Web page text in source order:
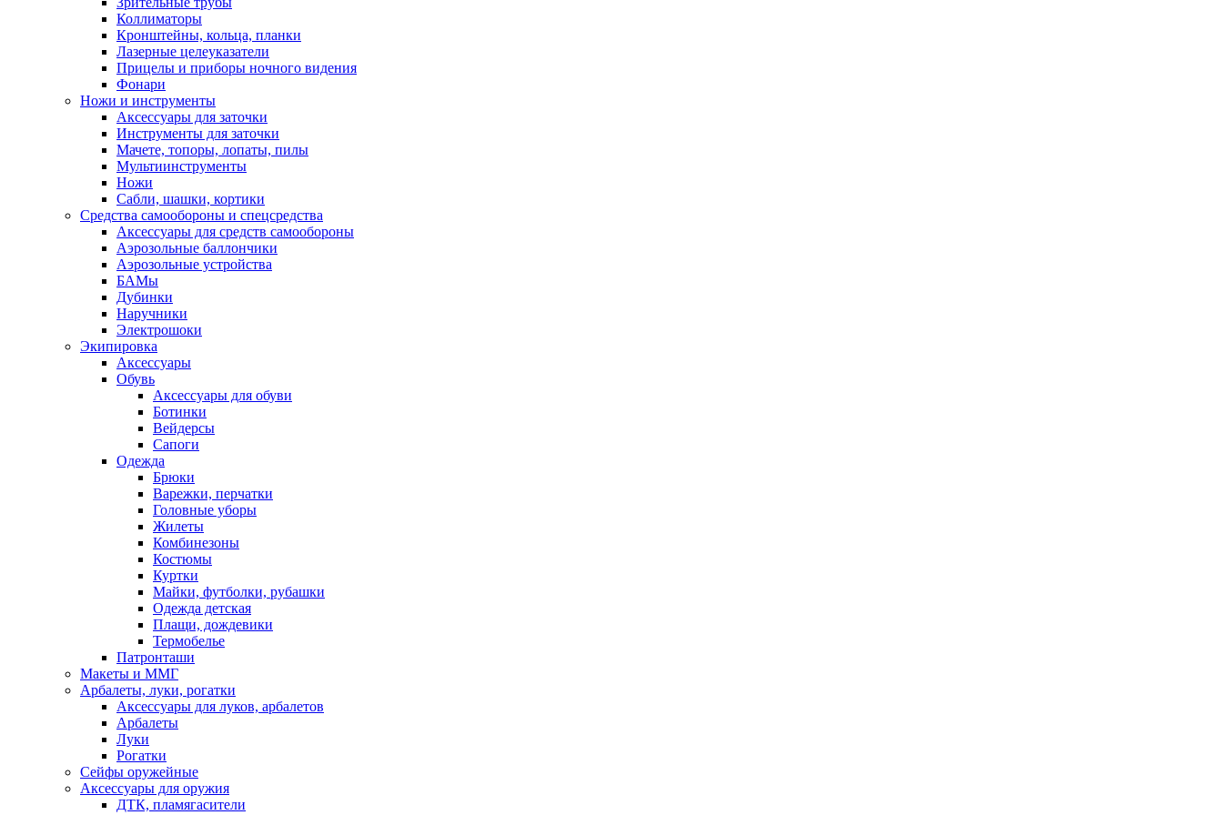
Коллиматоры
Кронштейны, кольца, планки
Лазерные целеуказатели
Прицелы и приборы ночного видения
Фонари
Ножи и инструменты
Аксессуары для заточки
Инструменты для заточки
Мачете, топоры, лопаты, пилы
Мультиинструменты
Ножи
Сабли, шашки, кортики
Средства самообороны и спецсредства
Аксессуары для средств самообороны
Аэрозольные баллончики
Аэрозольные устройства
БАМы
Дубинки
Наручники
Электрошоки
Экипировка
Аксессуары
Обувь
Аксессуары для обуви
Ботинки
Вейдерсы
Сапоги
Одежда
Брюки
Варежки, перчатки
Головные уборы
Жилеты
Комбинезоны
Костюмы
Куртки
Майки, футболки, рубашки
Одежда детская
Плащи, дождевики
Термобелье
Патронташи
Макеты и ММГ
Арбалеты, луки, рогатки
Аксессуары для луков, арбалетов
Арбалеты
Луки
Рогатки
Сейфы оружейные
Аксессуары для оружия
ДТК, пламягасители